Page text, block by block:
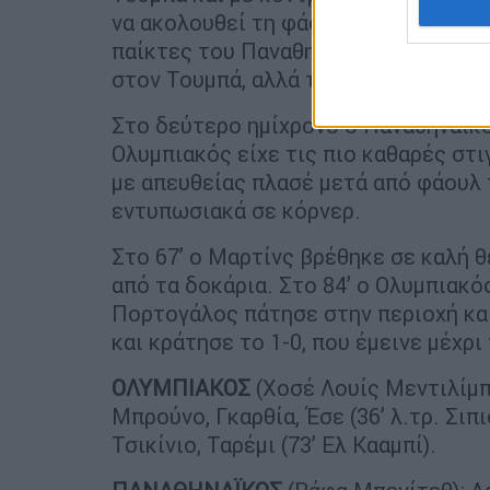
να ακολουθεί τη φάση και να κάνει
παίκτες του Παναθηναϊκού να
στον Τουμπά, αλλά τον διαιτητή
Στο δεύτερο ημίχρονο ο
Ολυμπιακός είχε τις πιο καθαρές
με απευθείας πλασέ μετά από
εντυπωσιακά σε κόρνερ.
Στο 67’ ο Μαρτίνς βρέθηκε σε καλή
από τα δοκάρια. Στο 84’ ο
Πορτογάλος πάτησε στην περιοχή
και κράτησε το 1-0, που έμεινε
ΟΛΥΜΠΙΑΚΟΣ (Χοσέ Λουίς
Μπρούνο, Γκαρθία, Έσε (36’ λ.τρ.
Τσικίνιο, Ταρέμι (73’ Ελ Κααμπί).